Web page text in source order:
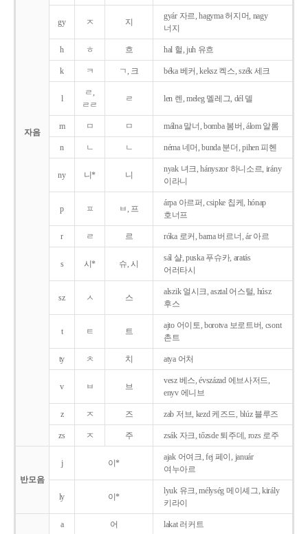
자음
gy ㅈ 지
gyár 자르, hagyma 허지머, nagy
너지
h ㅎ 흐 hal 헐, juh 유흐
k ㅋ ㄱ, 크 béka 베커, keksz 켁스, szék 세크
l
ㄹ,
ㄹㄹ
ㄹ len 렌, meleg 멜레그, dél 델
m ㅁ ㅁ málna 말너, bomba 봄버, álom 알롬
n ㄴ ㄴ néma 네머, bunda 분더, pihen 피헨
ny 니* 니
nyak 녀크, hányszor 하니소르, irány
이라니
p ㅍ ㅂ, 프
árpa 아르퍼, csipke 칩케, hónap
호너프
r ㄹ 르 róka 로커, barna 버르너, ár 아르
s 시* 슈, 시
sál 샬, puska 푸슈카, aratás
어러타시
sz ㅅ 스
alszik 얼시크, asztal 어스털, húsz
후스
t ㅌ 트
ajto 어이토, borotva 보로트버, csont
촌트
ty ㅊ 치 atya 어처
v ㅂ 브
vesz 베스, évszázad 에브사저드,
enyv 에니브
z ㅈ 즈 zab 저브, kezd 케즈드, blúz 블루즈
zs ㅈ 주 zsák 자크, tőzsde 퇴주데, rozs 로주
반모음
j 이*
ajak 어여크, fej 페이, január
여누아르
ly 이*
lyuk 유크, mélység 메이셰그, király
키라이
a 어 lakat 러커트